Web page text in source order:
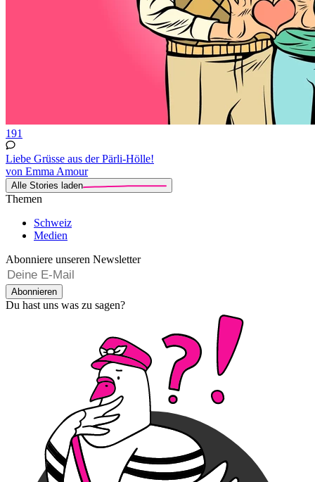
191
Liebe Grüsse aus der Pärli-Hölle!
von Emma Amour
Alle Stories laden
Themen
Schweiz
Medien
Abonniere unseren Newsletter
Abonnieren
Du hast uns was zu sagen?